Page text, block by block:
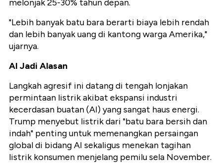
melonjak 25-30% tahun depan.
"Lebih banyak batu bara berarti biaya lebih rendah
dan lebih banyak uang di kantong warga Amerika,"
ujarnya.
AI Jadi Alasan
Langkah agresif ini datang di tengah lonjakan
permintaan listrik akibat ekspansi industri
kecerdasan buatan (AI) yang sangat haus energi.
Trump menyebut listrik dari "batu bara bersih dan
indah" penting untuk memenangkan persaingan
global di bidang AI sekaligus menekan tagihan
listrik konsumen menjelang pemilu sela November.